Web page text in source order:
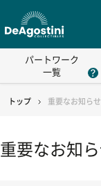
パートワーク
一覧
トップ 重要なお知ら
重要なお知